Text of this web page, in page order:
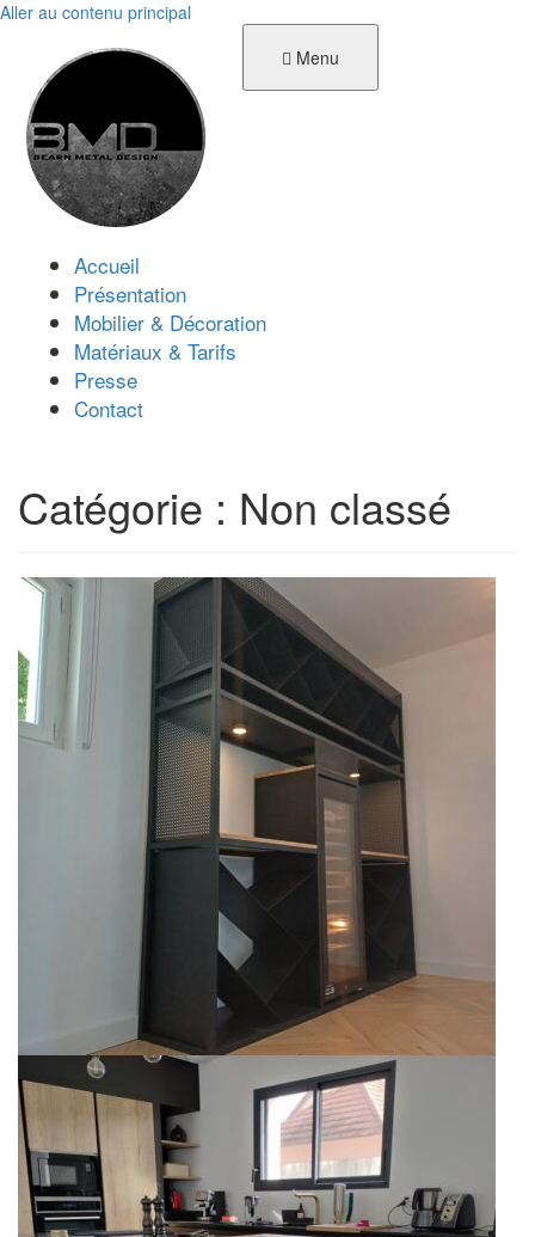
Aller au contenu principal
Menu
Accueil
Présentation
Mobilier & Décoration
Matériaux & Tarifs
Presse
Contact
Catégorie : Non classé